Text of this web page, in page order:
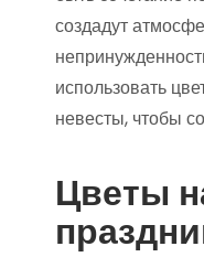
создадут
использовать
невесты, чтобы
Цветы